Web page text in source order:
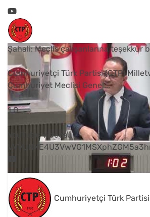
Şahali: Meclis çalışanlarına teşekkür
Cumhuriyetçi Türk Partisi (CTP)
Cumhuriyet Meclisi Genel...
1 0
YouTube Videosu
Cumhuriyetçi Türk Partisi